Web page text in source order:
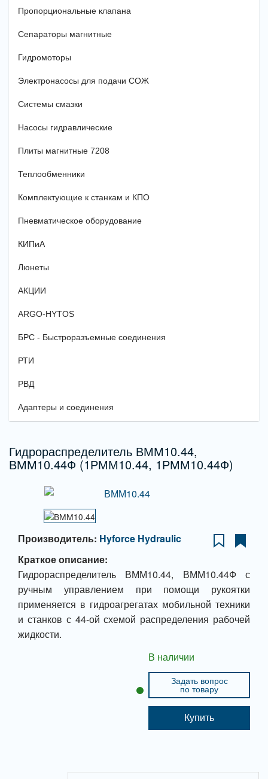
Пропорциональные клапана
Сепараторы магнитные
Гидромоторы
Электронасосы для подачи СОЖ
Системы смазки
Насосы гидравлические
Плиты магнитные 7208
Теплообменники
Комплектующие к станкам и КПО
Пневматическое оборудование
КИПиА
Люнеты
АКЦИИ
ARGO-HYTOS
БРС - Быстроразъемные соединения
РТИ
РВД
Адаптеры и соединения
Гидрораспределитель ВММ10.44,
ВММ10.44Ф (1РММ10.44, 1РММ10.44Ф)
Производитель: Hyforce Hydraulic
Краткое описание:
Гидрораспределитель ВММ10.44, ВММ10.44Ф с
ручным управлением при помощи рукоятки
применяется в гидроагрегатах мобильной техники
и станков с 44-ой схемой распределения рабочей
жидкости.
В наличии
Задать вопрос
по товару
Купить